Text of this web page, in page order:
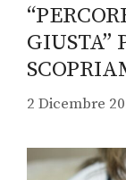
GIUSTA”
2 Dicembre